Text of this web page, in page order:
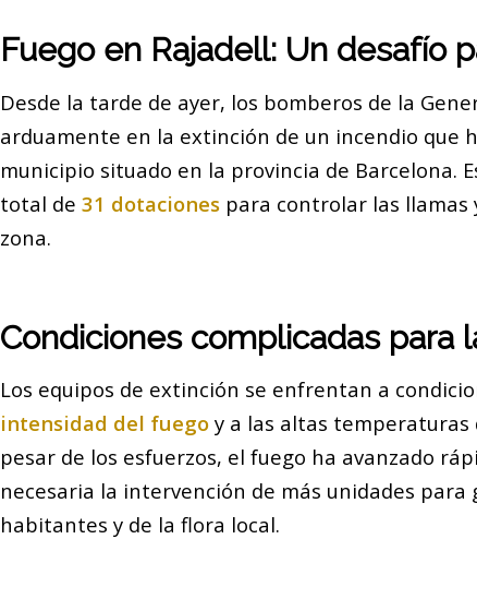
Fuego en Rajadell: Un desafío
Desde la tarde de ayer, los bomberos de la
arduamente en la extinción de un incendio que
municipio situado en la provincia de Barcelona.
total de 31 dotaciones para controlar las
zona.
Condiciones complicadas para
Los equipos de extinción se enfrentan a
intensidad del fuego y a las altas
pesar de los esfuerzos, el fuego ha avanzado
necesaria la intervención de más unidades
habitantes y de la flora local.